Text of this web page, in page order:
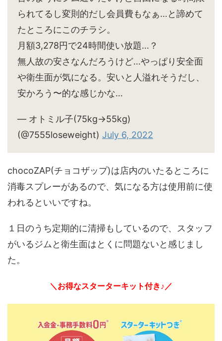
られてるし変則的だし会員費もなぁ…と諦めて
たところにこのチラシ。
月額3,278円で24時間使い放題…？
無人故の安さなんだろうけど…やっぱり安全面
や衛生面が気になる。安いと人溢れそうだし、
安かろう〜的な感じかな…
— オトミル子(75kg→55kg)
(@7555loseweight) July 6, 2022
chocoZAP(チョコザップ)は店内のいたるところに
消毒スプレーがあるので、気になる方は使用前に使
われるといいですね。
１日のうち定期的に清掃もしているので、スタッフ
がいるジムと衛生面はとくに問題ないと感じまし
た。
＼お得なスターターキット付き♪／